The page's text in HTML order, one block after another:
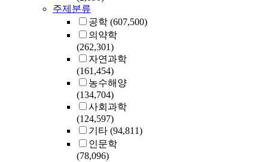
주제분류
공학 (607,500)
의약학
(262,301)
자연과학
(161,454)
농수해양
(134,704)
사회과학
(124,597)
기타 (94,811)
인문학
(78,096)